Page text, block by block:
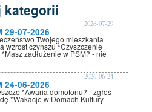
kategorii
29-07-2026
2026-07-29
Twojego mieszkania
wzrost czynszu *Czyszczenie
zadłużenie w PSM? - nie
24-06-2026
2026-06-24
*Awaria domofonu? - zgłoś
*Wakacje w Domach Kultury